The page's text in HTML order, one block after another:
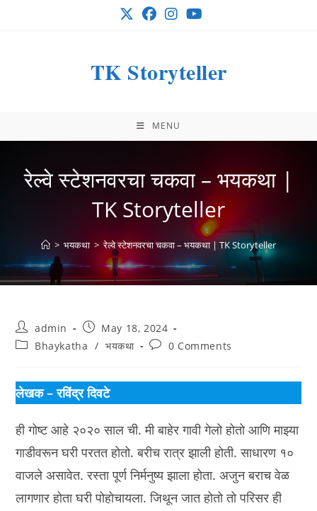
TK Storyteller
MENU
रेल्वे स्टेशनवरचा चकवा – भयकथा |
TK Storyteller
> भयकथा > रेल्वे स्टेशनवरचा चकवा – भयकथा | TK Storyteller
Post
author:
admin
Post
published:
May 18, 2024
PostBhaykatha / भयकथा
Post0 Comments
लेखक – रविंद्र दिवटे
ही गोष्ट आहे २०२० साल ची. मी बाहेर गावी गेलो होतो आणि माझ्या
गाडीवरून घरी परतत होतो. बरीच रात्र झाली होती. साधारण १०
वाजले असावेत. रस्ता पूर्ण निर्मनुष्य झाला होता. अजुन बराच वेळ
लागणार होता घरी पोहोचायला. जिथून जात होतो तो परिसर ही